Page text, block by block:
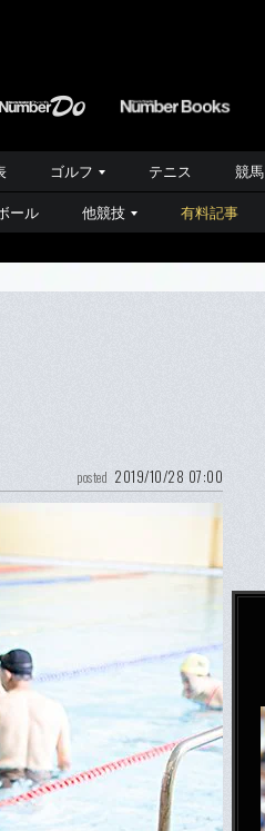
ゴルフ テニス 競馬
ール 他競技 有料記事
posted 2019/10/28 07:00